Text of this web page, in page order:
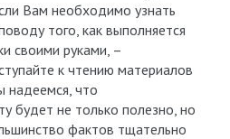
Вам необходимо узнать
того, как выполняется
своими руками, –
к чтению материалов
надеемся, что
будет не только полезно, но
фактов тщательно